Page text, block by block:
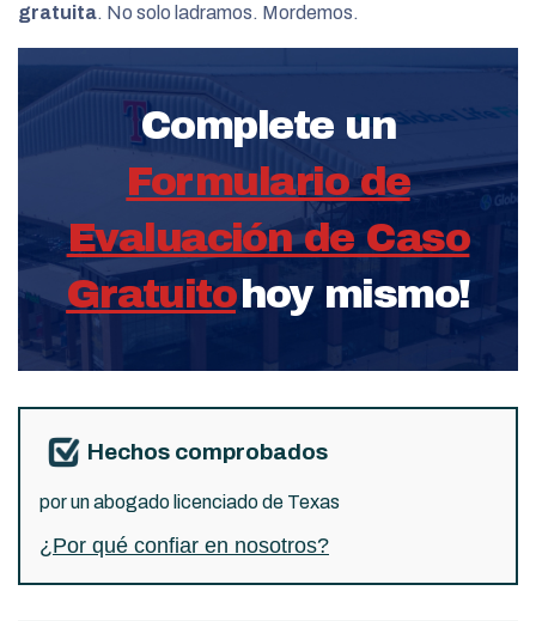
gratuita. No solo ladramos. Mordemos.
Complete un
Formulario de
Evaluación de Caso
Gratuitohoy mismo!
Hechos comprobados
por un abogado licenciado de Texas
¿Por qué confiar en nosotros?